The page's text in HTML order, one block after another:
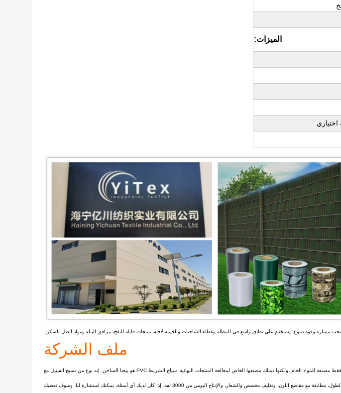
الميزات:
ملف الشركة
شركة هايينغ ييتشوان للصناعة النسيجية المحدودة تقع في هايينغ ، تشجيانغ ، الصين. وهي مصنعة لبياضات بي في سي. إنها ليست فقط مصنعة للمواد الخام ،ولكنها تمتلك مصنعها الخاص لمعالجة المنتجات النهائية. سياج الشريط PVC هو بيعنا الساخن. إنه نوع من نسيج الفينيل مع
مرونة جيدة، وقوة سحب ممتازة وقوة دموع. عرض المنتج هو 19 سم،والوزن لكل متر مربع هو 450 غرام / 650 غرام، يمكن تخصيص الطول، مطابقة مع مقاطع اللون، وتغليف مخصص والشعار، والإنتاج اليومي من 3000 لفة. إذا كان لديك أي أسئلة، يمكنك استشارة لنا، وسوف نعطيك